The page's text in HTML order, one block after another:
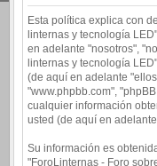
Esta política explica con
linternas y tecnología
en adelante "nosotros",
linternas y tecnología
(de aquí en adelante
"www.phpbb.com",
cualquier información
usted (de aquí en
Su información es
"ForoLinternas - Foro